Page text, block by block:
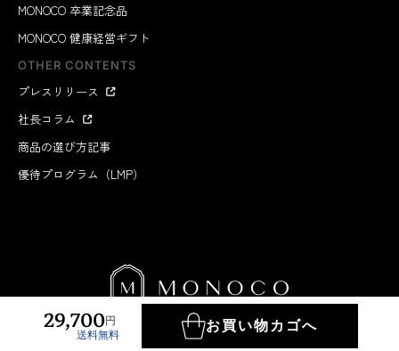
29,700円
送料無料
お買い物カゴへ
MONOCO 卒業記念品
MONOCO 健康経営ギフト
OTHER CONTENTS
プレスリリース
社長コラム
商品の選び方記事
優待プログラム（LMP）
MONOCO INC. 2012-2026